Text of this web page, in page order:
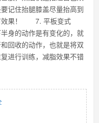
记住抬腿膝盖尽量抬高到
有效果！ 7. 平板变式
身的动作是有变化的，就
回收的动作，也就是将双
进行训练，减脂效果不错